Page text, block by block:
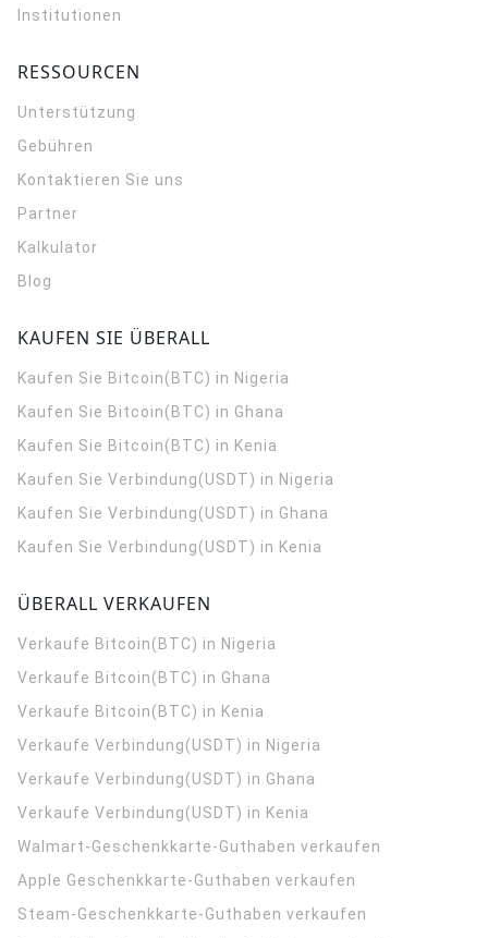
Institutionen
RESSOURCEN
Unterstützung
Gebühren
Kontaktieren Sie uns
Partner
Kalkulator
Blog
KAUFEN SIE ÜBERALL
Kaufen Sie Bitcoin(BTC) in Nigeria
Kaufen Sie Bitcoin(BTC) in Ghana
Kaufen Sie Bitcoin(BTC) in Kenia
Kaufen Sie Verbindung(USDT) in Nigeria
Kaufen Sie Verbindung(USDT) in Ghana
Kaufen Sie Verbindung(USDT) in Kenia
ÜBERALL VERKAUFEN
Verkaufe Bitcoin(BTC) in Nigeria
Verkaufe Bitcoin(BTC) in Ghana
Verkaufe Bitcoin(BTC) in Kenia
Verkaufe Verbindung(USDT) in Nigeria
Verkaufe Verbindung(USDT) in Ghana
Verkaufe Verbindung(USDT) in Kenia
Walmart-Geschenkkarte-Guthaben verkaufen
Apple Geschenkkarte-Guthaben verkaufen
Steam-Geschenkkarte-Guthaben verkaufen